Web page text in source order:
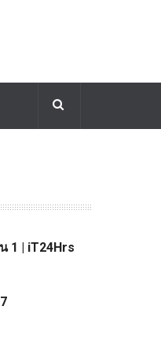
1 | iT24Hrs